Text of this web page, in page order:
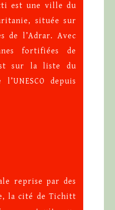
est une ville du
située sur
de l’Adrar. Avec
fortifiées de
sur la liste du
depuis
reprise par des
la cité de Tichitt